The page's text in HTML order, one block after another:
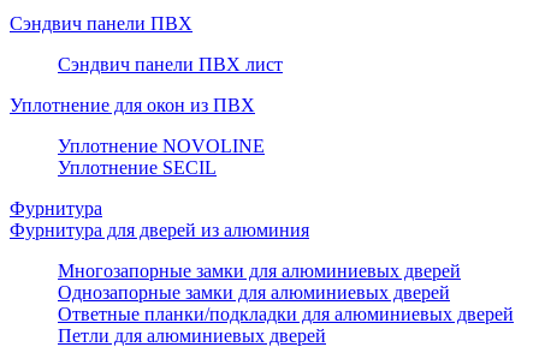
Сэндвич панели ПВХ
Сэндвич панели ПВХ лист
Уплотнение для окон из ПВХ
Уплотнение NOVOLINE
Уплотнение SECIL
Фурнитура
Фурнитура для дверей из алюминия
Многозапорные замки для алюминиевых дверей
Однозапорные замки для алюминиевых дверей
Ответные планки/подкладки для алюминиевых дверей
Петли для алюминиевых дверей